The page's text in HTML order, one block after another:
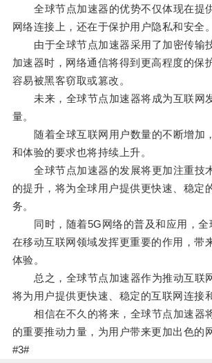
全球节点加速器的优势不仅体现在提
网络连接上，还在于保护用户隐私和安全。
由于全球节点加速器采用了加密传输
加速器时，网络通信将得到更高程度的保
容易被黑客窃取或篡改。
未来，全球节点加速器将成为互联网
量。
随着全球互联网用户数量的不断增加
和体验的要求也将持续上升。
全球节点加速器的发展将更加注重技
的提升，将为全球用户提供更快速、稳定
务。
同时，随着5G网络的普及和应用，全
在移动互联网领域发挥更重要的作用，带
体验。
总之，全球节点加速器作为推动互联网
将为用户提供更快速、稳定的互联网连接
相信在不久的将来，全球节点加速器
的重要推动力量，为用户带来更加出色的
#3#